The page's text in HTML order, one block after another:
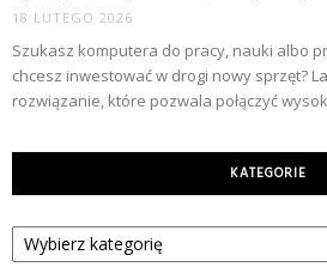
18 LUTEGO 2026
Szukasz komputera do pracy, nauki albo
chcesz inwestować w drogi nowy sprzęt?
rozwiązanie, które pozwala połączyć
KATEGORIE
Kategorie